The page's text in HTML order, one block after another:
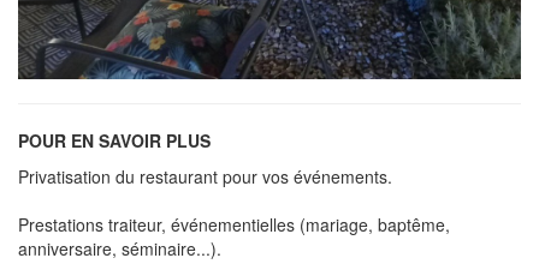
POUR EN SAVOIR PLUS
Privatisation du restaurant pour vos événements.
Prestations traiteur, événementielles (mariage, baptême,
anniversaire, séminaire...).